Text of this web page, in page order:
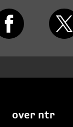
over ntr